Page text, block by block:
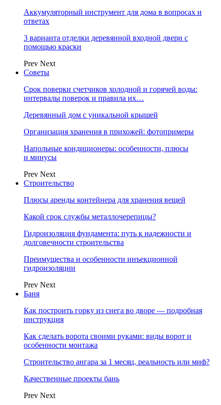
Аккумуляторный инструмент для дома в вопросах и
ответах
3 варианта отделки деревянной входной двери с
помощью краски
Prev Next
Советы
Срок поверки счетчиков холодной и горячей воды:
интервалы поверок и правила их…
Деревянный дом с уникальной крышей
Организация хранения в прихожей: фотопримеры
Напольные кондиционеры: особенности, плюсы
и минусы
Prev Next
Строительство
Плюсы аренды контейнера для хранения вещей
Какой срок службы металлочерепицы?
Гидроизоляция фундамента: путь к надежности и
долговечности строительства
Преимущества и особенности инъекционной
гидроизоляции
Prev Next
Баня
Как построить горку из снега во дворе — подробная
инструкция
Как сделать ворота своими руками: виды ворот и
особенности монтажа
Строительство ангара за 1 месяц, реальность или миф?
Качественные проекты бань
Prev Next